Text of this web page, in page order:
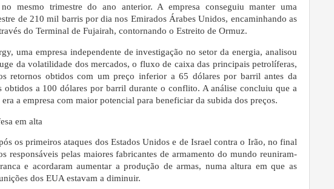
mesmo trimestre do ano anterior. A empresa conseguiu manter uma
de 210 mil barris por dia nos Emirados Árabes Unidos, encaminhando as
do Terminal de Fujairah, contornando o Estreito de Ormuz.
uma empresa independente de investigação no setor da energia, analisou
da volatilidade dos mercados, o fluxo de caixa das principais petrolíferas,
retornos obtidos com um preço inferior a 65 dólares por barril antes da
obtidos a 100 dólares por barril durante o conflito. A análise concluiu que a
a empresa com maior potencial para beneficiar da subida dos preços.
em alta
os primeiros ataques dos Estados Unidos e de Israel contra o Irão, no final
responsáveis pelas maiores fabricantes de armamento do mundo reuniram-
e acordaram aumentar a produção de armas, numa altura em que as
dos EUA estavam a diminuir.